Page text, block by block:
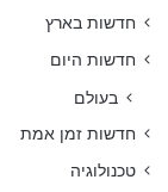
חדשות בארץ
חדשות היום
בעולם
חדשות זמן אמת
טכנולוגיה